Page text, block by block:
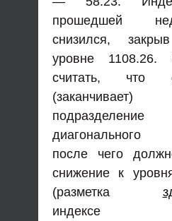
прошедшей
снизился,
уровне
считать, что
диагонального
после чего
снижение к
(разметка
индексе